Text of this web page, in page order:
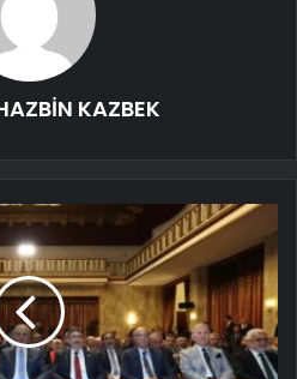
KAZBEK